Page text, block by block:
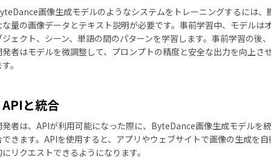
画像生成モデルのようなシステムをトレーニングするには、
な量の画像データとテキスト説明が必要です。事前学習中、モデルは
ェクト、シーン、単語の間のパターンを学習します。事前学習の後、
発者はモデルを微調整して、プロンプトの精度と安全な出力を向上さ
。
APIと統合
発者は、APIが利用可能になった際に、ByteDance画像生成モデルを統
できます。APIを使用すると、アプリやウェブサイトで画像の生成を自
リクエストできるようになります。